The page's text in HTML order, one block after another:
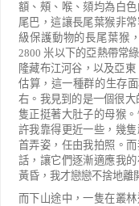
額、頰、喉、頦均為白
尾巴，這讓長尾葉猴非
級保護動物的長尾葉猴
2800米以下的亞熱帶常
隆藏布江河谷，以及亞
估算，這一種群的生存
右。 我見到的是一個很
隻正挺著大肚子的母猴
許我靠得更近一些，幾
首弄姿，任由我拍照。
話，讓它們逐漸適應我
黃昏，我才戀戀不捨地離
而下山途中，一隻在叢